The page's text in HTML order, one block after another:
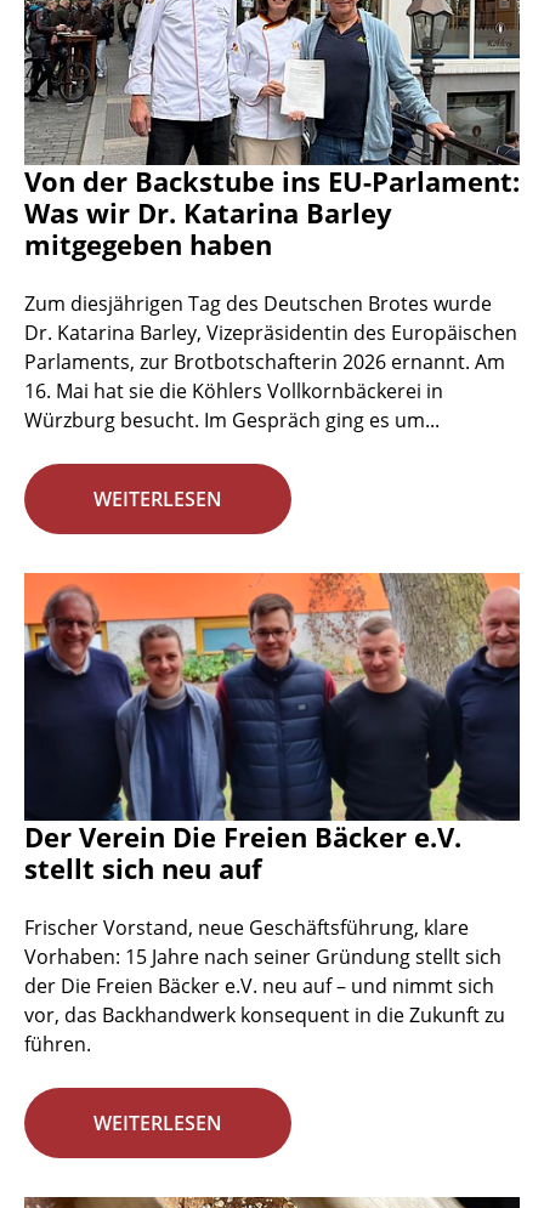
Von der Backstube ins EU-Parlament:
Was wir Dr. Katarina Barley
mitgegeben haben
Zum diesjährigen Tag des Deutschen Brotes wurde
Dr. Katarina Barley, Vizepräsidentin des Europäischen
Parlaments, zur Brotbotschafterin 2026 ernannt. Am
16. Mai hat sie die Köhlers Vollkornbäckerei in
Würzburg besucht. Im Gespräch ging es um...
WEITERLESEN
Der Verein Die Freien Bäcker e.V.
stellt sich neu auf
Frischer Vorstand, neue Geschäftsführung, klare
Vorhaben: 15 Jahre nach seiner Gründung stellt sich
der Die Freien Bäcker e.V. neu auf – und nimmt sich
vor, das Backhandwerk konsequent in die Zukunft zu
führen.
WEITERLESEN